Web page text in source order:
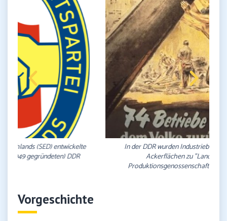
In der DDR wurden Industriebetriebe verstaatlicht und
Ackerflächen zu "Landwirtschaftlichen
Produktionsgenossenschaften" (LPGs) kollektiviert
Vorgeschichte